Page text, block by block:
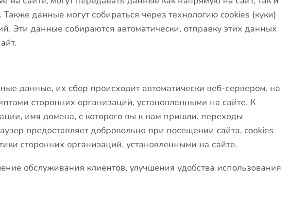
данные могут собираться через технологию cookies (куки)
Эти данные собираются автоматически, отправку этих данных
данные, их сбор происходит автоматически веб-сервером, на
сторонних организаций, установленными на сайте. К
имя домена, с которого вы к нам пришли, переходы
предоставляет добровольно при посещении сайта, cookies
сторонних организаций, установленными на сайте.
обслуживания клиентов, улучшения удобства использования